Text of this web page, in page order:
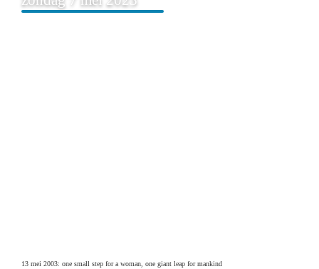
13 mei 2003: one small step for a woman, one giant leap for mankind